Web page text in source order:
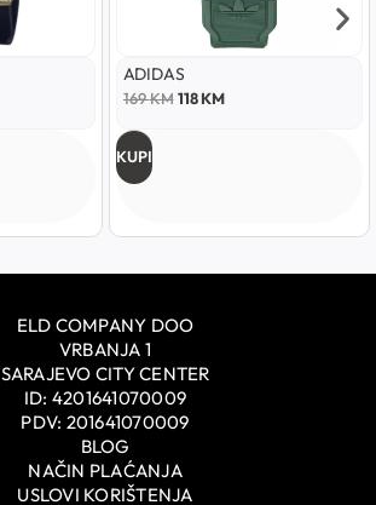
ADIDAS
169KM 118KM
KUPI
ELD COMPANY DOO
VRBANJA 1
SARAJEVO CITY CENTER
ID: 4201641070009
PDV: 201641070009
BLOG
NAČIN PLAĆANJA
USLOVI KORIŠTENJA